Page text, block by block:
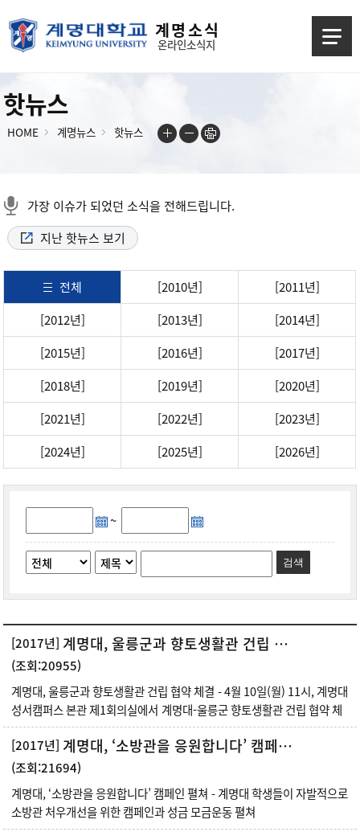
계 명 소 식
온라인소식지
핫뉴스
HOME 계명뉴스 핫뉴스
가장 이슈가 되었던 소식을 전해드립니다.
지난 핫뉴스 보기
전체 [2010년]
[2011년]
[2012년]
[2013년]
[2014년]
[2015년]
[2016년]
[2017년]
[2018년]
[2019년]
[2020년]
[2021년]
[2022년]
[2023년]
[2024년]
[2025년] [2026년]
~
검색
[2017년] 계명대, 울릉군과 향토생활관 건립 협약 체결
(조회:20955)
계명대, 울릉군과 향토생활관 건립 협약 체결 - 4월 10일(월) 11시, 계명대
성서캠퍼스 본관 제1회의실에서 계명대-울릉군 향토생활관 건립 협약 체
[2017년] 계명대, ‘소방관을 응원합니다’ 캠페인 펼쳐
(조회:21694)
계명대, ‘소방관을 응원합니다’ 캠페인 펼쳐 - 계명대 학생들이 자발적으로
소방관 처우개선을 위한 캠페인과 성금 모금운동 펼쳐